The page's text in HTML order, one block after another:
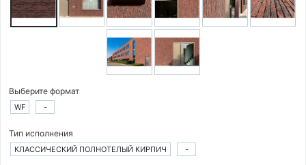
Выберите формат
WF -
Тип исполнения
КЛАССИЧЕСКИЙ ПОЛНОТЕЛЫЙ КИРПИЧ -